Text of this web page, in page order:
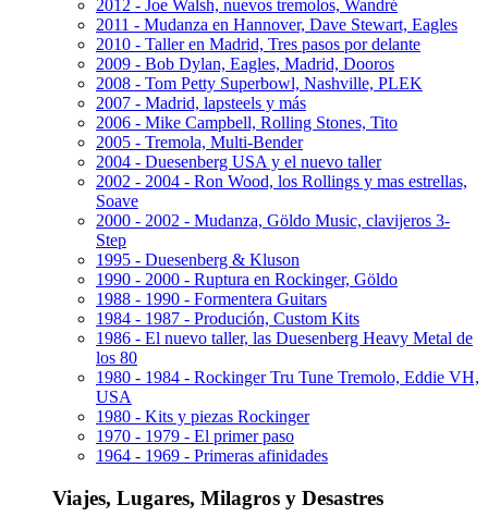
2012 - Joe Walsh, nuevos tremolos, Wandré
2011 - Mudanza en Hannover, Dave Stewart, Eagles
2010 - Taller en Madrid, Tres pasos por delante
2009 - Bob Dylan, Eagles, Madrid, Dooros
2008 - Tom Petty Superbowl, Nashville, PLEK
2007 - Madrid, lapsteels y más
2006 - Mike Campbell, Rolling Stones, Tito
2005 - Tremola, Multi-Bender
2004 - Duesenberg USA y el nuevo taller
2002 - 2004 - Ron Wood, los Rollings y mas estrellas,
Soave
2000 - 2002 - Mudanza, Göldo Music, clavijeros 3-
Step
1995 - Duesenberg & Kluson
1990 - 2000 - Ruptura en Rockinger, Göldo
1988 - 1990 - Formentera Guitars
1984 - 1987 - Produción, Custom Kits
1986 - El nuevo taller, las Duesenberg Heavy Metal de
los 80
1980 - 1984 - Rockinger Tru Tune Tremolo, Eddie VH,
USA
1980 - Kits y piezas Rockinger
1970 - 1979 - El primer paso
1964 - 1969 - Primeras afinidades
Viajes, Lugares, Milagros y Desastres